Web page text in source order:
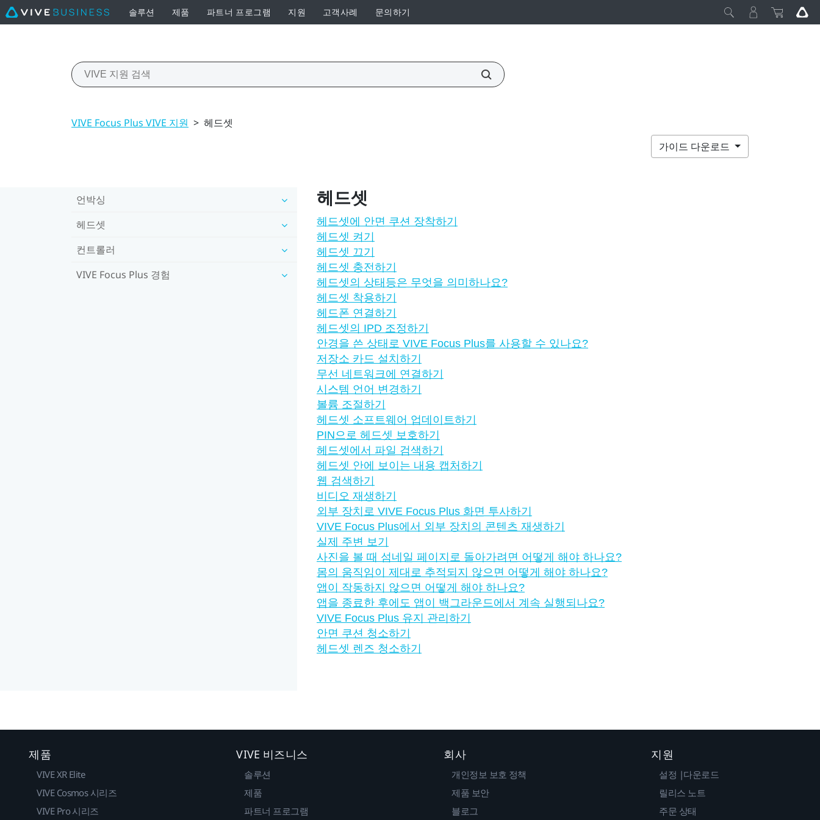
솔루션 제품 파트너 프로그램 지원 고객사례 문의하기
VIVE Focus Plus VIVE 지원 > 헤드셋
가이드 다운로드
언박싱
헤드셋
컨트롤러
VIVE Focus Plus 경험
헤드셋
헤드셋에 안면 쿠션 장착하기
헤드셋 켜기
헤드셋 끄기
헤드셋 충전하기
헤드셋의 상태등은 무엇을 의미하나요?
헤드셋 착용하기
헤드폰 연결하기
헤드셋의 IPD 조정하기
안경을 쓴 상태로 VIVE Focus Plus를 사용할 수 있나요?
저장소 카드 설치하기
무선 네트워크에 연결하기
시스템 언어 변경하기
볼륨 조절하기
헤드셋 소프트웨어 업데이트하기
PIN으로 헤드셋 보호하기
헤드셋에서 파일 검색하기
헤드셋 안에 보이는 내용 캡처하기
웹 검색하기
비디오 재생하기
외부 장치로 VIVE Focus Plus 화면 투사하기
VIVE Focus Plus에서 외부 장치의 콘텐츠 재생하기
실제 주변 보기
사진을 볼 때 섬네일 페이지로 돌아가려면 어떻게 해야 하나요?
몸의 움직임이 제대로 추적되지 않으면 어떻게 해야 하나요?
앱이 작동하지 않으면 어떻게 해야 하나요?
앱을 종료한 후에도 앱이 백그라운드에서 계속 실행되나요?
VIVE Focus Plus 유지 관리하기
안면 쿠션 청소하기
헤드셋 렌즈 청소하기
제품
VIVE XR Elite
VIVE Cosmos 시리즈
VIVE Pro 시리즈
VIVE 비즈니스
솔루션
제품
파트너 프로그램
회사
개인정보 보호 정책
제품 보안
블로그
지원
설정 |다운로드
릴리스 노트
주문 상태